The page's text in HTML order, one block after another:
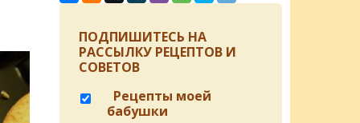
ПОДПИШИТЕСЬ НА
РАССЫЛКУ РЕЦЕПТОВ И
СОВЕТОВ
Рецепты моей
бабушки